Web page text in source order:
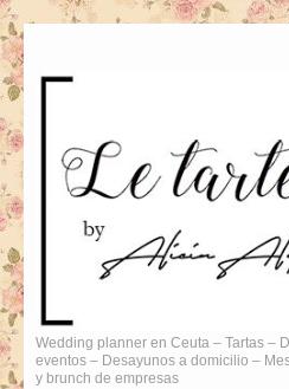
Saltar
al
(presiona
la
tecla
Wedding planner en Ceuta – Tartas –
eventos – Desayunos a domicilio –
y brunch de empresas